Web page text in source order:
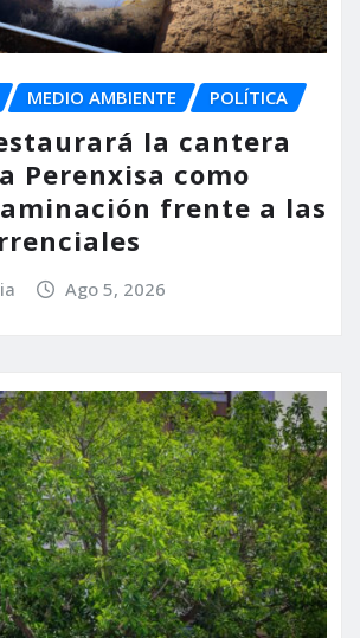
MEDIO AMBIENTE POLÍTICA
la cantera
Perenxisa como
frente a las
Ago 5, 2026